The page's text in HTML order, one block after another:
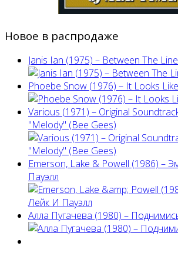
Новое в распродаже
Janis Ian (1975) ‎– Between The
Phoebe Snow (1976) – It Looks
Various (1971) – Original
"Melody" (Bee Gees)
Emerson, Lake & Powell (1986) ‎–
Пауэлл
Алла Пугачева (1980) –